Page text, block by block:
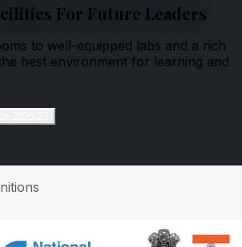
For Future Leaders
to well-equipped labs and a rich
best environment for learning and